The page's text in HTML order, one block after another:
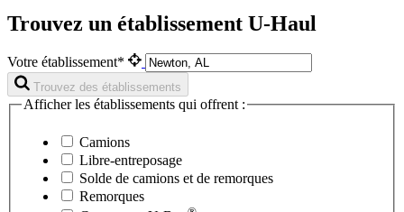
Trouvez un établissement U-Haul
Votre établissement*
Trouvez des établissements
Afficher les établissements qui offrent :
Camions
Libre-entreposage
Solde de camions et de remorques
Remorques